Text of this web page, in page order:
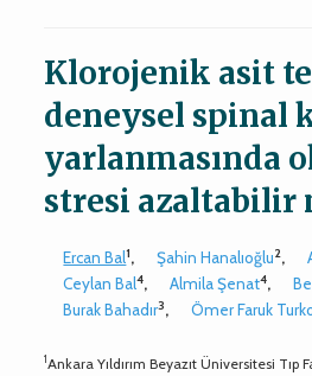
Klorojenik asit
deneysel spinal
yarlanmasında
stresi azaltabilir
Ercan Bal1, Şahin Hanalıoğlu2,
Ceylan Bal4, Almila Şenat4,
Burak Bahadır3, Ömer Faruk
1Ankara Yıldırım Beyazıt Üniversitesi Tıp